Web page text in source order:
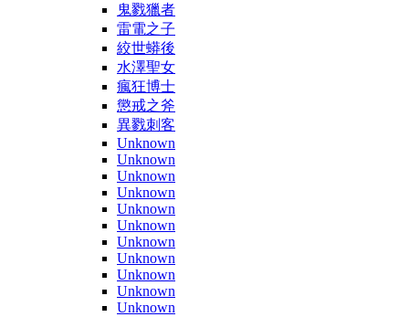
鬼戮獵者
雷電之子
絞世蟒後
水澤聖女
瘋狂博士
懲戒之斧
異戮刺客
Unknown
Unknown
Unknown
Unknown
Unknown
Unknown
Unknown
Unknown
Unknown
Unknown
Unknown